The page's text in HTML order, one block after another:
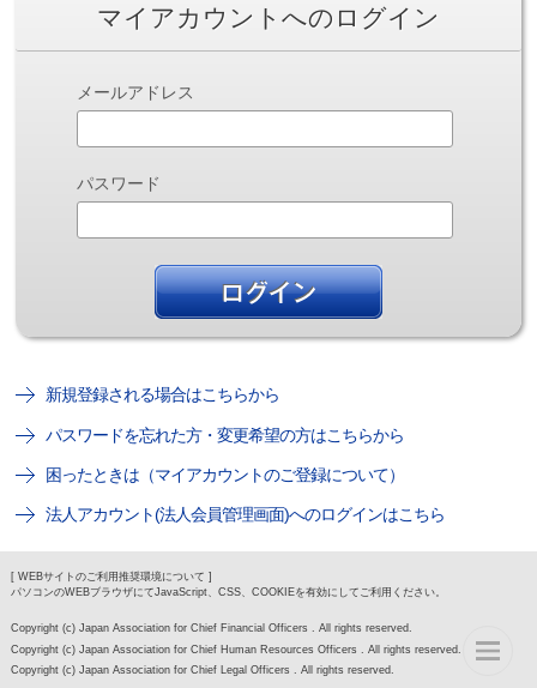
マイアカウントへのログイン
メールアドレス
パスワード
新規登録される場合はこちらから
パスワードを忘れた方・変更希望の方はこちらから
困ったときは（マイアカウントのご登録について）
法人アカウント(法人会員管理画面)へのログインはこちら
[ WEBサイトのご利用推奨環境について ]
パソコンのWEBブラウザにてJavaScript、CSS、COOKIEを有効にしてご利用ください。
Copyright (c) Japan Association for Chief Financial Officers . All rights reserved.
Copyright (c) Japan Association for Chief Human Resources Officers . All rights reserved.
Copyright (c) Japan Association for Chief Legal Officers . All rights reserved.